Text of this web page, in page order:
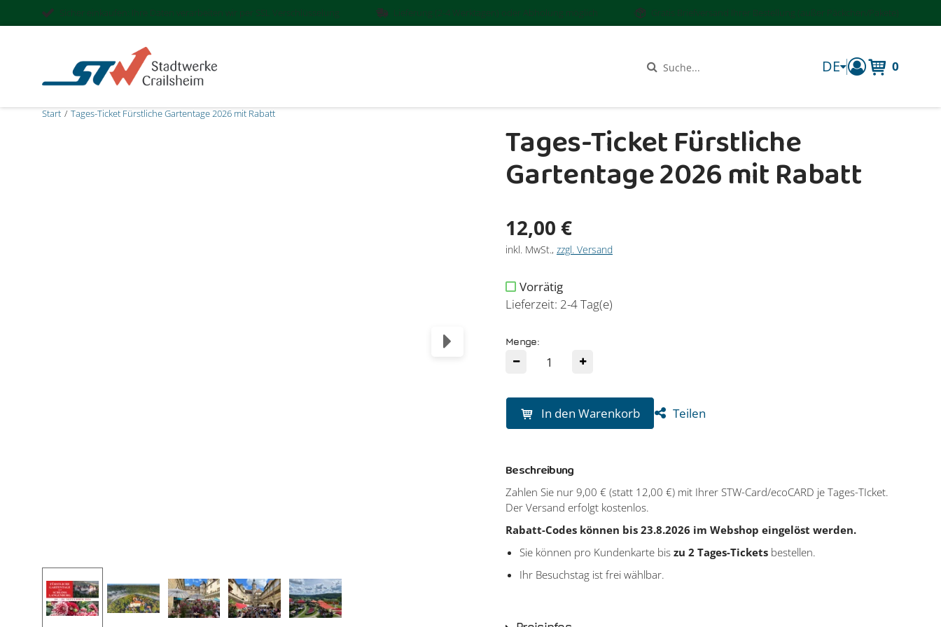
Sicher einkaufen: Ihre Daten verarbeiten wir per SSL Verschlüsselung Lieferung (2-4 Werktagen) oder Abholung möglich Gratis Briefversand Ihrer Bestellung (außer Päckchen/Pakete)
DE Warenkorb
0
Start Tages-Ticket Fürstliche Gartentage 2026 mit Rabatt
Tages-Ticket Fürstliche
Gartentage 2026 mit Rabatt
Verkaufspreis: 12,00 €
12,00 €
inkl. MwSt., zzgl. Versand
Vorrätig
Lieferzeit: 2-4 Tag(e)
Menge:
In den Warenkorb Teilen
Beschreibung
Zahlen Sie nur 9,00 € (statt 12,00 €) mit Ihrer STW-Card/ecoCARD je Tages-TIcket.
Der Versand erfolgt kostenlos.
Rabatt-Codes können bis 23.8.2026 im Webshop eingelöst werden.
Sie können pro Kundenkarte bis zu 2 Tages-Tickets bestellen.
Ihr Besuchstag ist frei wählbar.